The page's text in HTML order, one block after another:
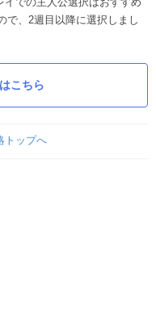
で、2週目以降に選択しまし
こちら
トップへ